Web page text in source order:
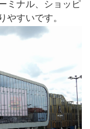
ミナル、ショッピ
やすいです。